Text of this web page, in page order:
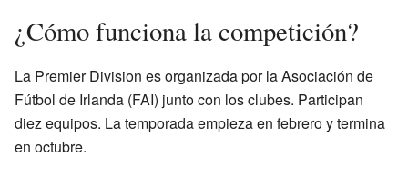
¿Cómo funciona la competición?
La Premier Division es organizada por la Asociación de
Fútbol de Irlanda (FAI) junto con los clubes. Participan
diez equipos. La temporada empieza en febrero y termina
en octubre.